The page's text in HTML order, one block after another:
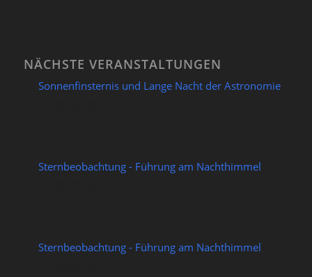
NÄCHSTE VERANSTALTUNGEN
Sonnenfinsternis und Lange Nacht der Astronomie
Sternbeobachtung - Führung am Nachthimmel
Sternbeobachtung - Führung am Nachthimmel